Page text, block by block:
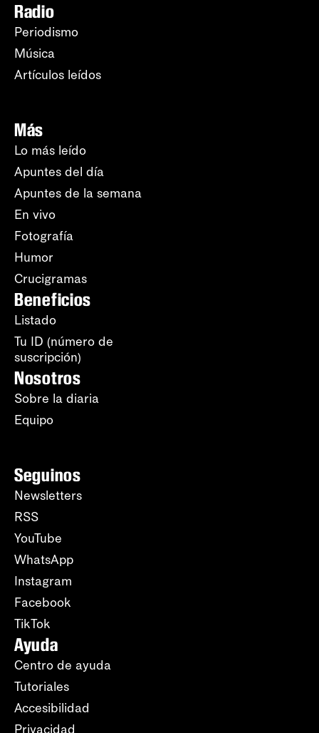
Radio
Periodismo
Música
Artículos leídos
Más
Lo más leído
Apuntes del día
Apuntes de la semana
En vivo
Fotografía
Humor
Crucigramas
Beneficios
Listado
Tu ID (número de
suscripción)
Nosotros
Sobre la diaria
Equipo
Seguinos
Newsletters
RSS
YouTube
WhatsApp
Instagram
Facebook
TikTok
Ayuda
Centro de ayuda
Tutoriales
Accesibilidad
Privacidad